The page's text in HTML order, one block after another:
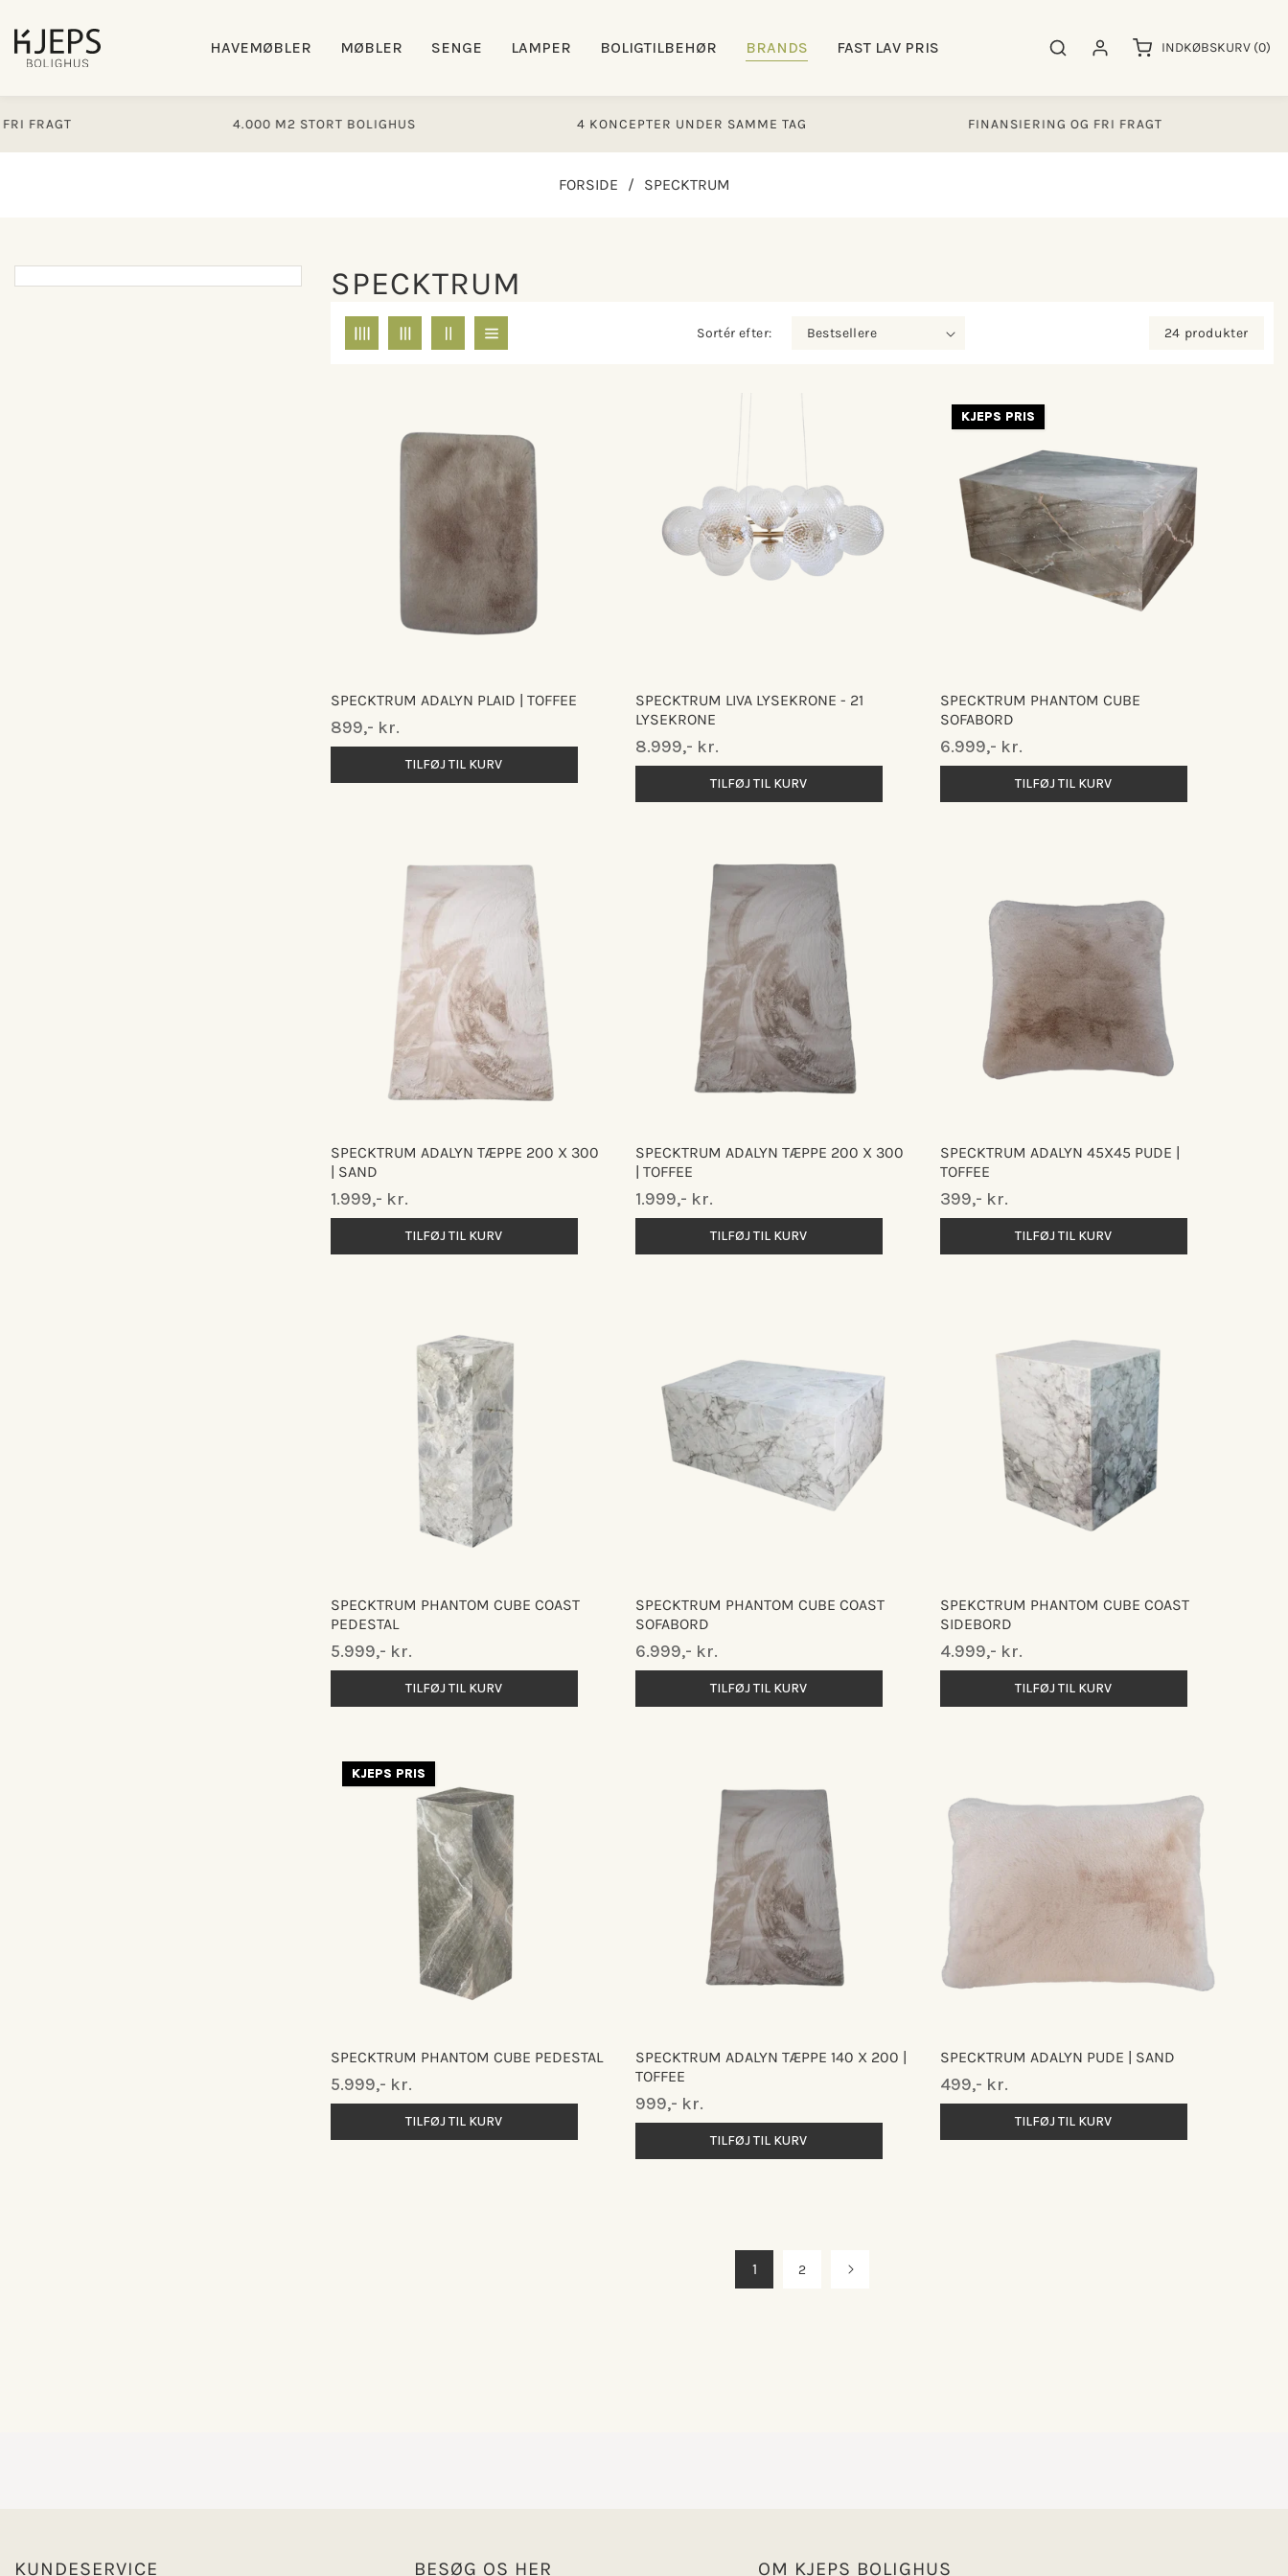
indhold
HAVEMØBLER MØBLER SENGE LAMPER BOLIGTILBEHØR BRANDS FAST LAV PRIS SøgeresultaterLog ind INDKØBSKURV (0)
varer
4.000 M2 STORT BOLIGHUS 4 KONCEPTER UNDER SAMME TAG FINANSIERING OG FRI FRAGT
FORSIDE / SPECKTRUM
SPECKTRUM
Sortér efter: 24 produkter
SPECKTRUM ADALYN PLAID | TOFFEE
Normalpris
899,- kr.
TILFØJ TIL KURV
SPECKTRUM LIVA LYSEKRONE - 21
LYSEKRONE
Normalpris
8.999,- kr.
TILFØJ TIL KURV
KJEPS PRIS
SPECKTRUM PHANTOM CUBE
SOFABORD
Normalpris
6.999,- kr.
TILFØJ TIL KURV
SPECKTRUM ADALYN TÆPPE 200 X 300
| SAND
Normalpris
1.999,- kr.
TILFØJ TIL KURV
SPECKTRUM ADALYN TÆPPE 200 X 300
| TOFFEE
Normalpris
1.999,- kr.
TILFØJ TIL KURV
SPECKTRUM ADALYN 45X45 PUDE |
TOFFEE
Normalpris
399,- kr.
TILFØJ TIL KURV
SPECKTRUM PHANTOM CUBE COAST
PEDESTAL
Normalpris
5.999,- kr.
TILFØJ TIL KURV
SPECKTRUM PHANTOM CUBE COAST
SOFABORD
Normalpris
6.999,- kr.
TILFØJ TIL KURV
SPEKCTRUM PHANTOM CUBE COAST
SIDEBORD
Normalpris
4.999,- kr.
TILFØJ TIL KURV
KJEPS PRIS
SPECKTRUM PHANTOM CUBE PEDESTAL
Normalpris
5.999,- kr.
TILFØJ TIL KURV
SPECKTRUM ADALYN TÆPPE 140 X 200 |
TOFFEE
Normalpris
999,- kr.
TILFØJ TIL KURV
SPECKTRUM ADALYN PUDE | SAND
Normalpris
499,- kr.
TILFØJ TIL KURV
1 2
KUNDESERVICE BESØG OS HER OM KJEPS BOLIGHUS